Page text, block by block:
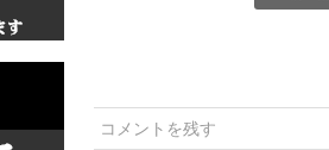
コメントを残す